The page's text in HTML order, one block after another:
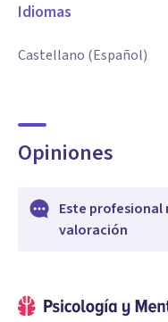
Idiomas
Castellano (Español)
Opiniones
Este profesional
valoración